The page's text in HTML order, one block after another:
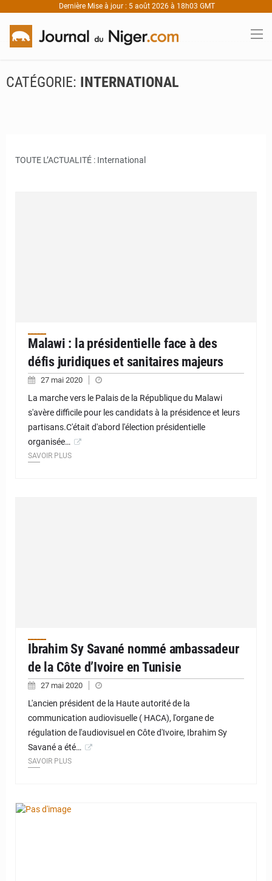
Dernière Mise à jour : 5 août 2026 à 18h03 GMT
CATÉGORIE: INTERNATIONAL
TOUTE L’ACTUALITÉ : International
Malawi : la présidentielle face à des
défis juridiques et sanitaires majeurs
27 mai 2020
La marche vers le Palais de la République du Malawi
s'avère difficile pour les candidats à la présidence et leurs
partisans.C'était d'abord l'élection présidentielle
organisée…
SAVOIR PLUS
Ibrahim Sy Savané nommé ambassadeur
de la Côte d’Ivoire en Tunisie
27 mai 2020
L'ancien président de la Haute autorité de la
communication audiovisuelle ( HACA), l'organe de
régulation de l'audiovisuel en Côte d'Ivoire, Ibrahim Sy
Savané a été…
SAVOIR PLUS